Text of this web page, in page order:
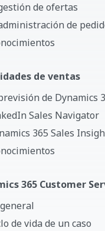
de ofertas
de
de ventas
de Dynamics
Sales Navigator
365 Sales
365 Customer
de vida de un caso